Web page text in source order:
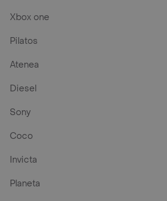
Xbox one
Pilatos
Atenea
Diesel
Sony
Coco
Invicta
Planeta